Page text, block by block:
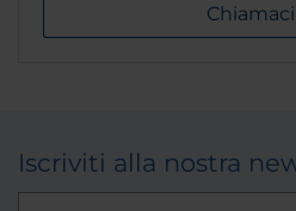
Iscriviti alla nostra